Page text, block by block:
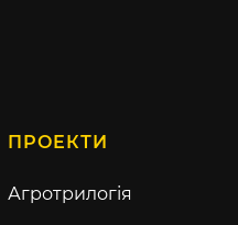
ПРОЕКТИ
Агротрилогія